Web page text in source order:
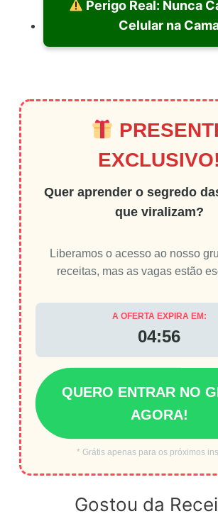
Perigo Real: Nunca
Celular na
EXCLUSIVO!
Quer aprender o segredo
que viralizam?
Liberamos o acesso ao nosso
receitas, mas as vagas estão
A OFERTA EXPIRA EM:
04:56
QUERO ENTRAR NO
AGORA!
* Grátis apenas para os próximos
Gostou da